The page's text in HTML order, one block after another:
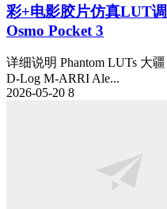
彩+电影胶片仿真LUT
Osmo Pocket 3
详细说明 Phantom LUTs 大
D-Log M-ARRI Ale...
2026-05-20 8